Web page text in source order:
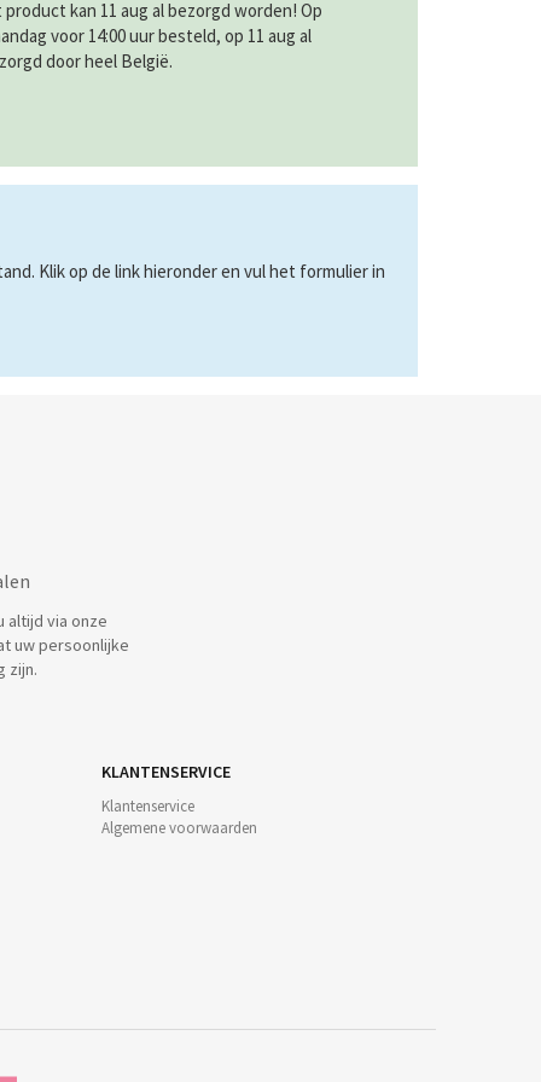
product kan 11 aug al bezorgd worden! Op
voor 14:00 uur besteld, op 11 aug al
door heel België.
Klik op de link hieronder en vul het formulier in
altijd via onze
uw persoonlijke
zijn.
KLANTENSERVICE
Klantenservice
Algemene voorwaarden